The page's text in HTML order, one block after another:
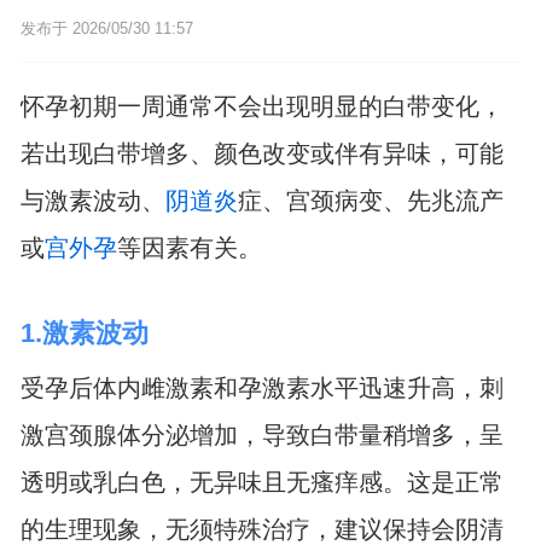
发布于 2026/05/30 11:57
怀孕初期一周通常不会出现明显的白带变化，
若出现白带增多、颜色改变或伴有异味，可能
与激素波动、
阴道炎症、宫颈病变、先兆流产
或宫外孕等因素有关。
1.激素波动
受孕后体内雌激素和孕激素水平迅速升高，刺
激宫颈腺体分泌增加，导致白带量稍增多，呈
透明或乳白色，无异味且无瘙痒感。这是正常
的生理现象，无须特殊治疗，建议保持会阴清